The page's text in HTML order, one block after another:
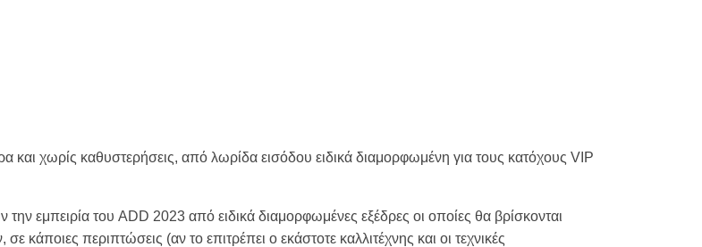
και χωρίς καθυστερήσεις, από λωρίδα εισόδου ειδικά διαμορφωμένη για τους κατόχους VIP
εμπειρία του ADD 2023 από ειδικά διαμορφωμένες εξέδρες οι οποίες θα βρίσκονται
περιπτώσεις (αν το επιτρέπει ο εκάστοτε καλλιτέχνης και οι τεχνικές